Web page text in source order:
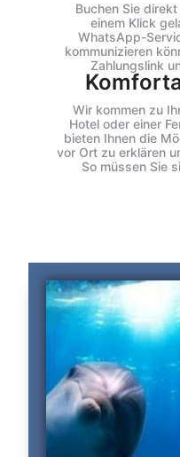
Buchen Sie
einem Klick
WhatsApp-
kommunizieren
Zahlungslink
Wir kommen zu
Hotel oder einer
bieten Ihnen die
vor Ort zu erklären
So müssen Sie